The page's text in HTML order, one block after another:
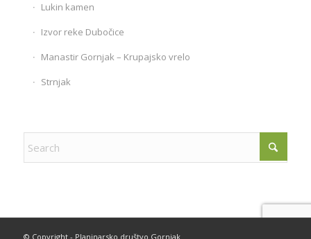
Lukin kamen
Izvor reke Dubočice
Manastir Gornjak – Krupajsko vrelo
Strnjak
© Copyright - Planinarsko društvo Gornjak